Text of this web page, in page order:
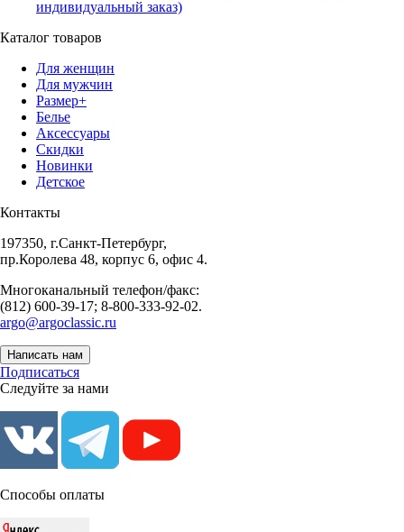
индивидуальный заказ)
Каталог товаров
Для женщин
Для мужчин
Размер+
Белье
Аксессуары
Скидки
Новинки
Детское
Контакты
197350, г.Санкт-Петербург,
пр.Королева 48, корпус 6, офис 4.
Многоканальный телефон/факс:
(812) 600-39-17; 8-800-333-92-02.
argo@argoclassic.ru
Написать нам
Подписаться
Следуйте за нами
Способы оплаты